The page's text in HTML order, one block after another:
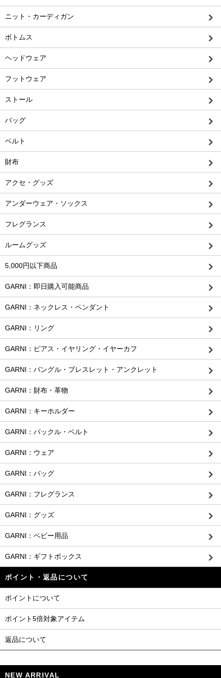
ニット・カーディガン
ボトムス
ヘッドウェア
フットウェア
ストール
バッグ
ベルト
財布
アクセ・グッズ
アンダーウェア・ソックス
フレグランス
ルームグッズ
5,000円以下商品
GARNI：即日購入可能商品
GARNI：ネックレス・ペンダント
GARNI：リング
GARNI：ピアス・イヤリング・イヤーカフ
GARNI：バングル・ブレスレット・アンクレット
GARNI：財布・革物
GARNI：キーホルダー
GARNI：バックル・ベルト
GARNI：ウェア
GARNI：バッグ
GARNI：フレグランス
GARNI：グッズ
GARNI：ベビー用品
GARNI：ギフトボックス
ポイント・返品について
ポイントについて
ポイント5倍対象アイテム
返品について
NEW ARRIVAL